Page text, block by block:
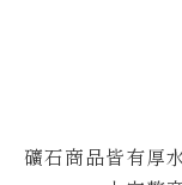
礦石商品皆有厚